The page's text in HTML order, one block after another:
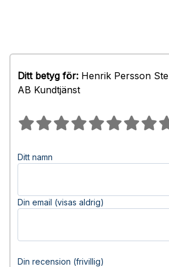
Ditt betyg för: Henrik Persson
AB Kundtjänst
Ditt namn
Din email (visas aldrig)
Din recension (frivillig)